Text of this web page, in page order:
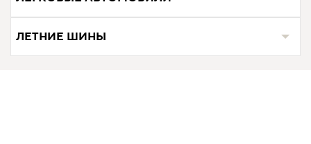
ЛЕТНИЕ ШИНЫ